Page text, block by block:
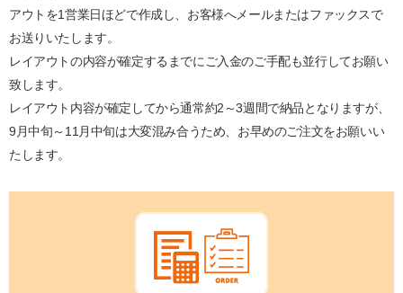
アウトを1営業日ほどで作成し、お客様へメールまたはファックスで
お送りいたします。
レイアウトの内容が確定するまでにご入金のご手配も並行してお願い
致します。
レイアウト内容が確定してから通常約2～3週間で納品となりますが、
9月中旬～11月中旬は大変混み合うため、お早めのご注文をお願いい
たします。